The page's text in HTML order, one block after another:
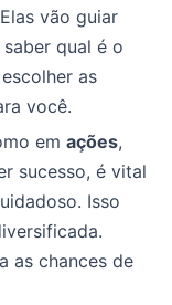
vão guiar
qual é o
as
você.
em ações,
sucesso, é vital
Isso
as chances de